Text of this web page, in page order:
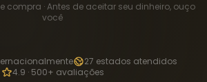
compra · Antes de aceitar seu dinheiro, ouço
você
27 estados atendidos
4.9 · 500+ avaliações